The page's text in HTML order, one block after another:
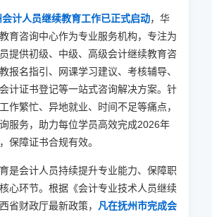
计人员继续教育工作已正式启动，华
育咨询中心作为专业服务机构，专注为
提供初级、中级、高级会计继续教育咨
报名指引、网课学习建议、考核辅导、
计证书登记等一站式咨询解决方案。针
作繁忙、异地就业、时间不足等痛点，
服务，助力每位学员高效完成2026年
保障证书合规有效。
是会计人员持续提升专业能力、保障职
心环节。根据《会计专业技术人员继续
省财政厅最新政策， 凡在抚州市完成会